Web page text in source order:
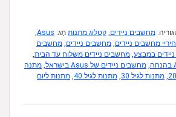
מחשבים ניידים קטלוג מתנות תָג: Asus
מחשבים ניידים מחשבים ניידים מחשבים
במבצע מחשבים ניידים משלוח עד הבית
מחשבים ניידים של Asus בישראל
מתנה
מתנות לגיל 30 מתנות לגיל 40
מתנות ליום